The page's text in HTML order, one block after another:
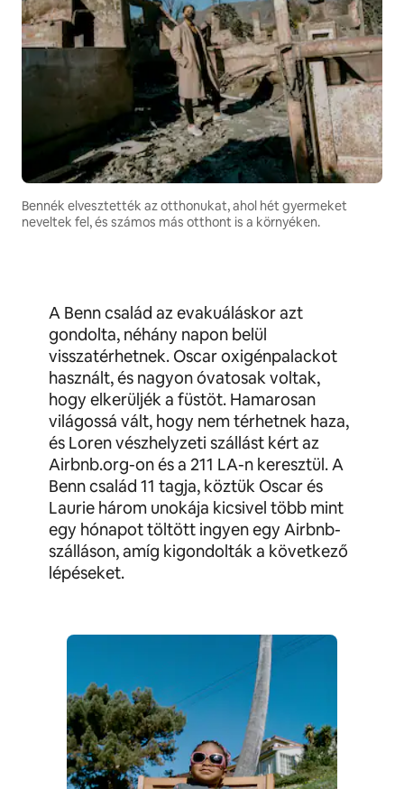
Bennék elvesztették az otthonukat, ahol hét gyermeket
neveltek fel, és számos más otthont is a környéken.
A Benn család az evakuáláskor azt
gondolta, néhány napon belül
visszatérhetnek. Oscar oxigénpalackot
használt, és nagyon óvatosak voltak,
hogy elkerüljék a füstöt. Hamarosan
világossá vált, hogy nem térhetnek haza,
és Loren vészhelyzeti szállást kért az
Airbnb.org-on és a 211 LA-n keresztül. A
Benn család 11 tagja, köztük Oscar és
Laurie három unokája kicsivel több mint
egy hónapot töltött ingyen egy Airbnb-
szálláson, amíg kigondolták a következő
lépéseket.